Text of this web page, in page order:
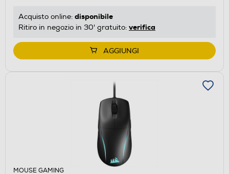
Acquisto online: disponibile
Ritiro in negozio in 30' gratuito: verifica
AGGIUNGI
MOUSE GAMING